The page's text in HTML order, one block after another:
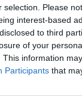
selection. Please
interest-based
to third
of your
This information
Participants that
* Les prix
* Les prix
Description
Avec